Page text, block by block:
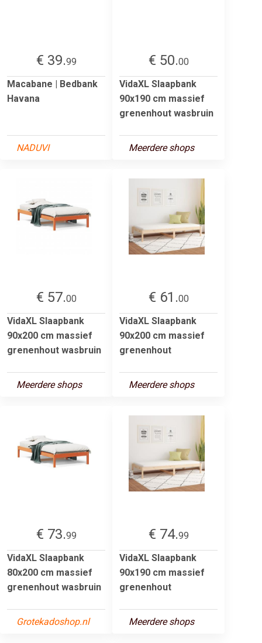
€ 39.99
Macabane | Bedbank
Havana
NADUVI
€ 50.00
VidaXL Slaapbank
90x190 cm massief
grenenhout wasbruin
Meerdere shops
€ 57.00
VidaXL Slaapbank
90x200 cm massief
grenenhout wasbruin
Meerdere shops
€ 61.00
VidaXL Slaapbank
90x200 cm massief
grenenhout
Meerdere shops
€ 73.99
VidaXL Slaapbank
80x200 cm massief
grenenhout wasbruin
Grotekadoshop.nl
€ 74.99
VidaXL Slaapbank
90x190 cm massief
grenenhout
Meerdere shops